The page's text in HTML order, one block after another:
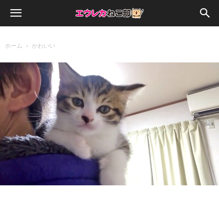
ホーム かわいい